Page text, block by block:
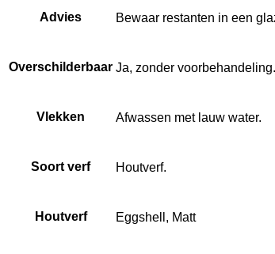
Advies Bewaar restanten in een
Overschilderbaar Ja, zonder voorbehandeling.
Vlekken Afwassen met lauw water.
Soort verf Houtverf.
Houtverf Eggshell, Matt